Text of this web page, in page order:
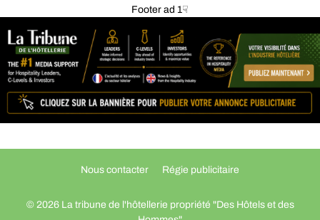
Footer ad 1☟
Nous contacter Régie publicitaire
© 2026 La tribune de l'hôtellerie propriété "Des Hôtels et des